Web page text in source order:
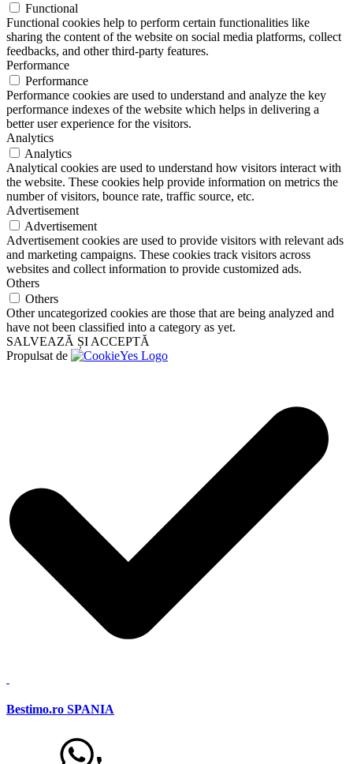
Functional
Functional cookies help to perform certain functionalities like
sharing the content of the website on social media platforms, collect
feedbacks, and other third-party features.
Performance
Performance
Performance cookies are used to understand and analyze the key
performance indexes of the website which helps in delivering a
better user experience for the visitors.
Analytics
Analytics
Analytical cookies are used to understand how visitors interact with
the website. These cookies help provide information on metrics the
number of visitors, bounce rate, traffic source, etc.
Advertisement
Advertisement
Advertisement cookies are used to provide visitors with relevant ads
and marketing campaigns. These cookies track visitors across
websites and collect information to provide customized ads.
Others
Others
Other uncategorized cookies are those that are being analyzed and
have not been classified into a category as yet.
SALVEAZĂ ȘI ACCEPTĂ
Propulsat de
Bestimo.ro SPANIA